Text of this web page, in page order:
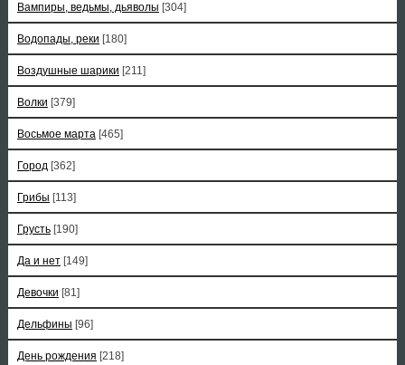
Вампиры, ведьмы, дьяволы [304]
Водопады, реки [180]
Воздушные шарики [211]
Волки [379]
Восьмое марта [465]
Город [362]
Грибы [113]
Грусть [190]
Да и нет [149]
Девочки [81]
Дельфины [96]
День рождения [218]